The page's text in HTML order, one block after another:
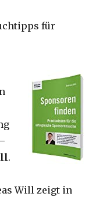
für
.
Will zeigt in